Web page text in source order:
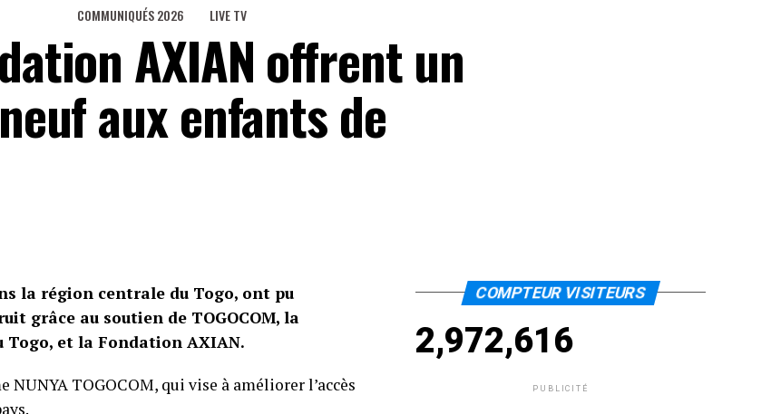
COMMUNIQUÉS 2026 LIVE TV
AXIAN offrent un
aux enfants de
la région centrale du Togo, ont pu
grâce au soutien de TOGOCOM, la
et la Fondation AXIAN.
TOGOCOM, qui vise à améliorer l’accès
COMPTEUR VISITEURS
2,972,616
PUBLICITÉ